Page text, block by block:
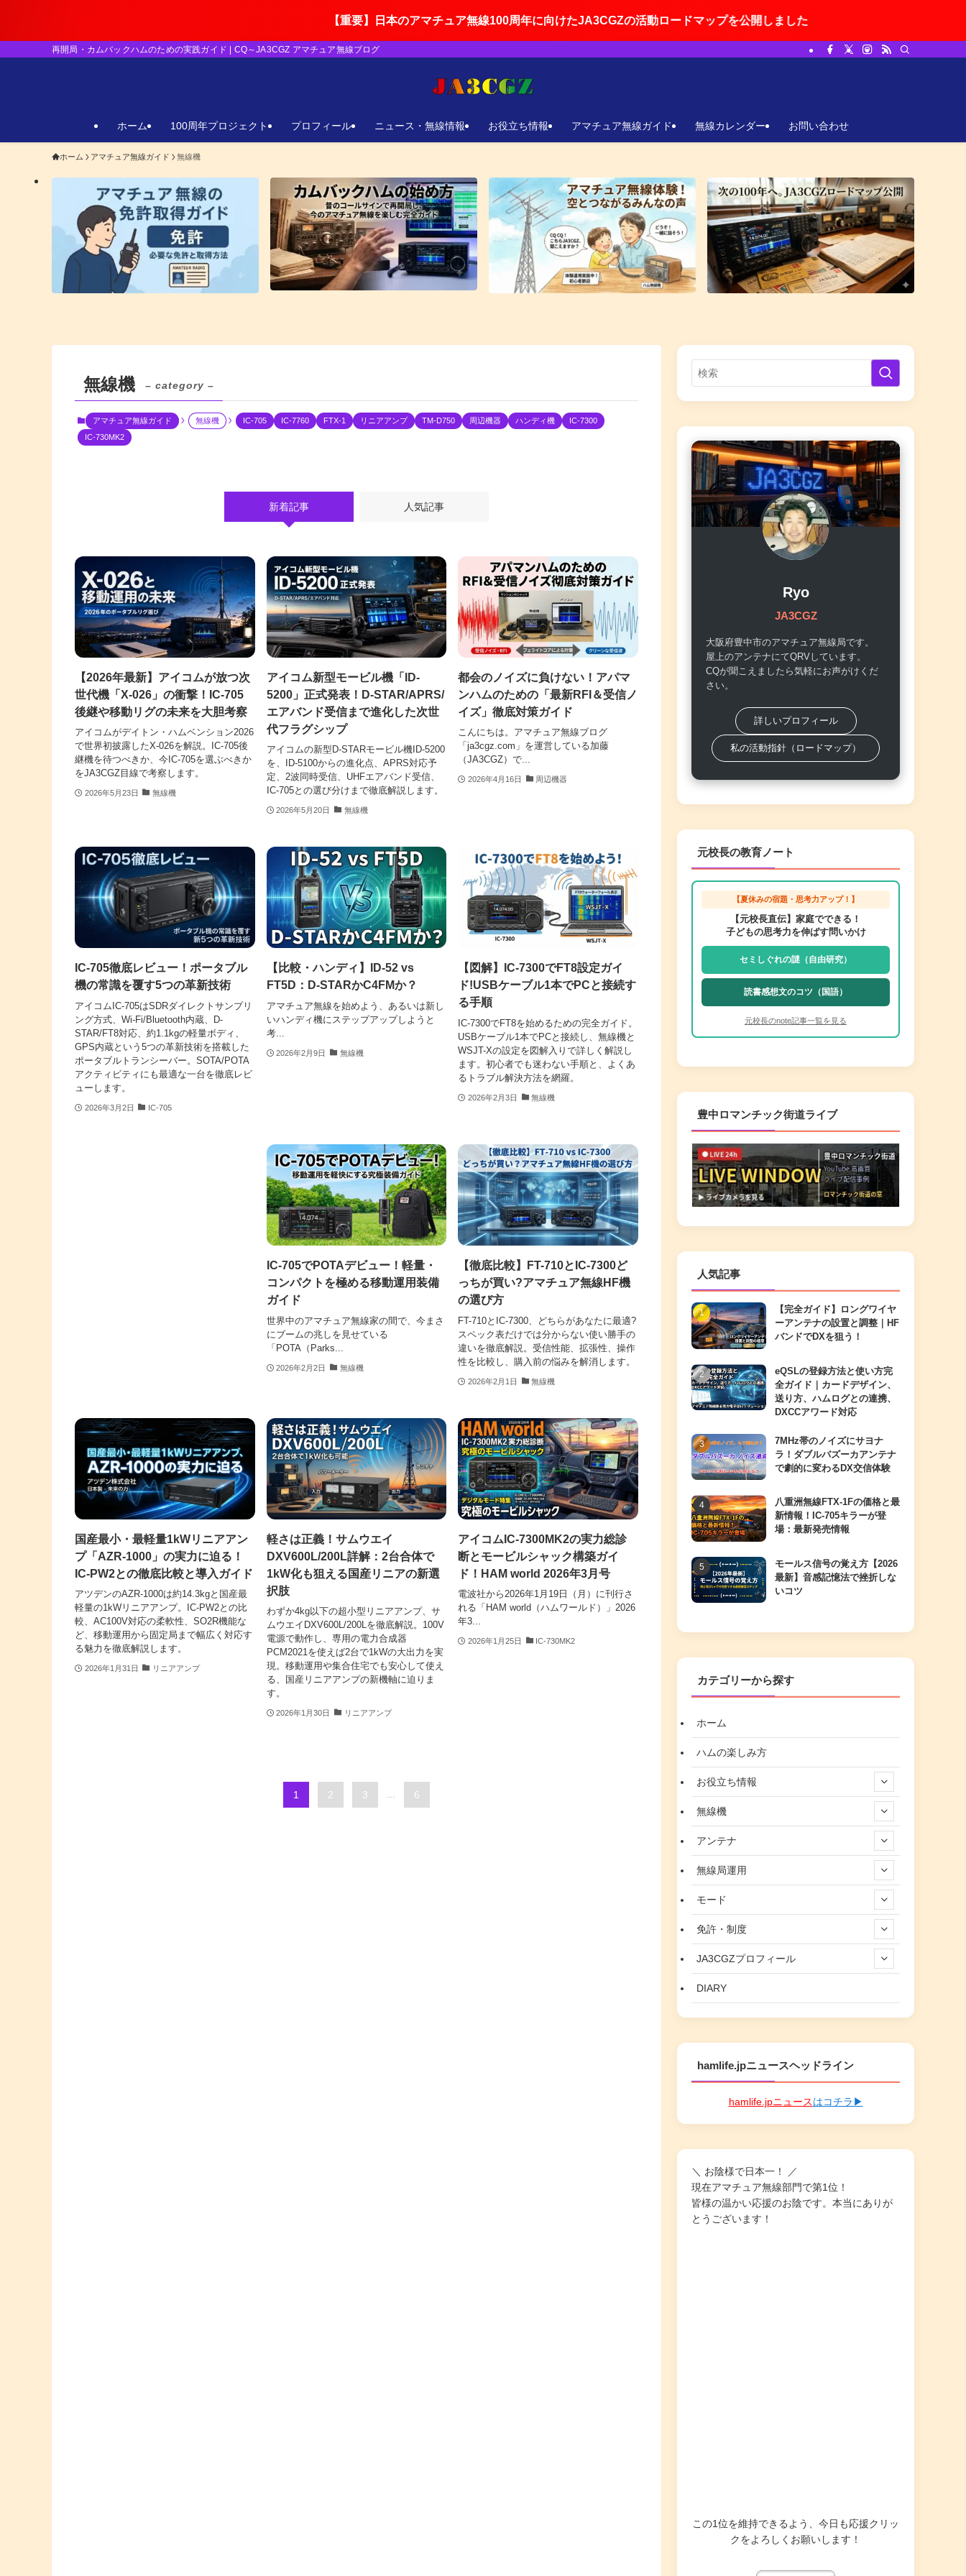
【重要】日本のアマチュア無線100周年に向けたJA3CGZの活動ロードマップを公開しました
再開局・カムバックハムのための実践ガイド | CQ～JA3CGZ アマチュア無線ブログ
ホーム 100周年プロジェクト プロフィール ニュース・無線情報 お役立ち情報 アマチュア無線ガイド 無線カレンダー お問い合わせ
ホーム アマチュア無線ガイド 無線機
無線機 – category –
アマチュア無線ガイド 無線機 IC-705 IC-7760 FTX-1 リニアアンプ TM-D750 周辺機器 ハンディ機
IC-7300
IC-730MK2
新着記事 人気記事
【2026年最新】アイコムが放つ次
世代機「X-026」の衝撃！IC-705
後継や移動リグの未来を大胆考察
アイコムがデイトン・ハムベンション2026
で世界初披露したX-026を解説。IC-705後
継機を待つべきか、今IC-705を選ぶべきか
をJA3CGZ目線で考察します。
2026年5月23日 無線機
アイコム新型モービル機「ID-
5200」正式発表！D-STAR/APRS/
エアバンド受信まで進化した次世
代フラグシップ
アイコムの新型D-STARモービル機ID-5200
を、ID-5100からの進化点、APRS対応予
定、2波同時受信、UHFエアバンド受信、
IC-705との選び分けまで徹底解説します。
2026年5月20日 無線機
都会のノイズに負けない！アパマ
ンハムのための「最新RFI＆受信ノ
イズ」徹底対策ガイド
こんにちは。アマチュア無線ブログ
「ja3cgz.com」を運営している加藤
（JA3CGZ）で...
2026年4月16日 周辺機器
IC-705徹底レビュー！ポータブル
機の常識を覆す5つの革新技術
アイコムIC-705はSDRダイレクトサンプリ
ング方式、Wi-Fi/Bluetooth内蔵、D-
STAR/FT8対応、約1.1kgの軽量ボディ、
GPS内蔵という5つの革新技術を搭載した
ポータブルトランシーバー。SOTA/POTA
アクティビティにも最適な一台を徹底レビ
ューします。
2026年3月2日 IC-705
【比較・ハンディ】ID-52 vs
FT5D：D-STARかC4FMか？
アマチュア無線を始めよう、あるいは新し
いハンディ機にステップアップしようと
考...
2026年2月9日 無線機
【図解】IC-7300でFT8設定ガイ
ド!USBケーブル1本でPCと接続す
る手順
IC-7300でFT8を始めるための完全ガイド。
USBケーブル1本でPCと接続し、無線機と
WSJT-Xの設定を図解入りで詳しく解説し
ます。初心者でも迷わない手順と、よくあ
るトラブル解決方法を網羅。
2026年2月3日 無線機
IC-705でPOTAデビュー！軽量・
コンパクトを極める移動運用装備
ガイド
世界中のアマチュア無線家の間で、今まさ
にブームの兆しを見せている
「POTA（Parks...
2026年2月2日 無線機
【徹底比較】FT-710とIC-7300ど
っちが買い?アマチュア無線HF機
の選び方
FT-710とIC-7300、どちらがあなたに最適?
スペック表だけでは分からない使い勝手の
違いを徹底解説。受信性能、拡張性、操作
性を比較し、購入前の悩みを解消します。
2026年2月1日 無線機
国産最小・最軽量1kWリニアアン
プ「AZR-1000」の実力に迫る！
IC-PW2との徹底比較と導入ガイド
アツデンのAZR-1000は約14.3kgと国産最
軽量の1kWリニアアンプ。IC-PW2との比
較、AC100V対応の柔軟性、SO2R機能な
ど、移動運用から固定局まで幅広く対応す
る魅力を徹底解説します。
2026年1月31日 リニアアンプ
軽さは正義！サムウエイ
DXV600L/200L詳解：2台合体で
1kW化も狙える国産リニアの新選
択肢
わずか4kg以下の超小型リニアアンプ、サ
ムウエイDXV600L/200Lを徹底解説。100V
電源で動作し、専用の電力合成器
PCM2021を使えば2台で1kWの大出力を実
現。移動運用や集合住宅でも安心して使え
る、国産リニアアンプの新機軸に迫りま
す。
2026年1月30日 リニアアンプ
アイコムIC-7300MK2の実力総診
断とモービルシャック構築ガイ
ド！HAM world 2026年3月号
電波社から2026年1月19日（月）に刊行さ
れる「HAM world（ハムワールド）」2026
年3...
2026年1月25日 IC-730MK2
1 2 3 ... 6
Ryo
JA3CGZ
大阪府豊中市のアマチュア無線局です。
屋上のアンテナにてQRVしています。
CQが聞こえましたら気軽にお声がけくだ
さい。
詳しいプロフィール
私の活動指針（ロードマップ）
元校長の教育ノート
【夏休みの宿題・思考力アップ！】
【元校長直伝】家庭でできる！
子どもの思考力を伸ばす問いかけ
セミしぐれの謎（自由研究）
読書感想文のコツ（国語）
元校長のnote記事一覧を見る
豊中ロマンチック街道ライブ
人気記事
【完全ガイド】ロングワイヤ
ーアンテナの設置と調整｜HF
バンドでDXを狙う！
eQSLの登録方法と使い方完
全ガイド｜カードデザイン、
送り方、ハムログとの連携、
DXCCアワード対応
7MHz帯のノイズにサヨナ
ラ！ダブルバズーカアンテナ
で劇的に変わるDX交信体験
八重洲無線FTX-1Fの価格と最
新情報！IC-705キラーが登
場：最新発売情報
モールス信号の覚え方【2026
最新】音感記憶法で挫折しな
いコツ
カテゴリーから探す
ホーム
ハムの楽しみ方
お役立ち情報
無線機
アンテナ
無線局運用
モード
免許・制度
JA3CGZプロフィール
DIARY
hamlife.jpニュースヘッドライン
hamlife.jpニュースはコチラ▶
＼ お陰様で日本一！ ／
現在アマチュア無線部門で第1位！
皆様の温かい応援のお陰です。本当にありが
とうございます！
この1位を維持できるよう、今日も応援クリッ
クをよろしくお願いします！